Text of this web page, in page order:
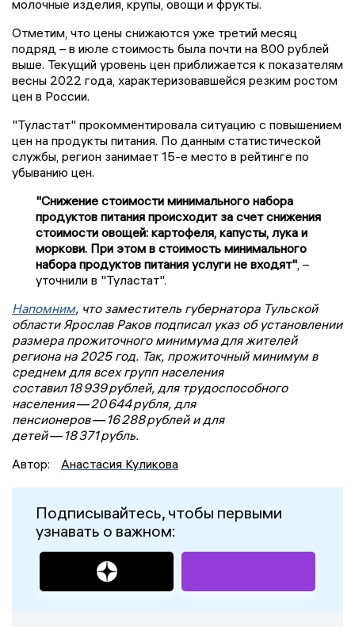
молочные изделия, крупы, овощи и фрукты.
Отметим, что цены снижаются уже третий месяц
подряд – в июле стоимость была почти на 800 рублей
выше. Текущий уровень цен приближается к показателям
весны 2022 года, характеризовавшейся резким ростом
цен в России.
"Туластат" прокомментировала ситуацию с повышением
цен на продукты питания. По данным статистической
службы, регион занимает 15-е место в рейтинге по
убыванию цен.
"Снижение стоимости минимального набора
продуктов питания происходит за счет снижения
стоимости овощей: картофеля, капусты, лука и
моркови. При этом в стоимость минимального
набора продуктов питания услуги не входят", –
уточнили в "Туластат".
Напомним, что заместитель губернатора Тульской
области Ярослав Раков подписал указ об установлении
размера прожиточного минимума для жителей
региона на 2025 год. Так, прожиточный минимум в
среднем для всех групп населения
составил 18 939 рублей, для трудоспособного
населения — 20 644 рубля, для
пенсионеров — 16 288 рублей и для
детей — 18 371 рубль.
Автор:
Анастасия Куликова
Подписывайтесь, чтобы первыми
узнавать о важном: